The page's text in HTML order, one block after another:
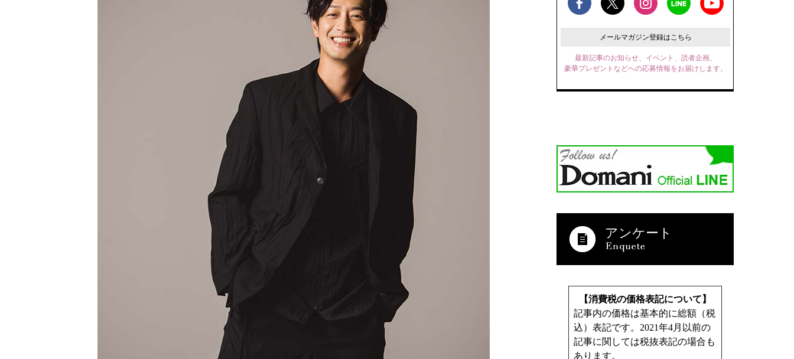
メールマガジン登録はこちら
最新記事のお知らせ、イベント、読者企画、
豪華プレゼントなどへの応募情報をお届けします。
アンケート
【消費税の価格表記について】
記事内の価格は基本的に総額（税
込）表記です。2021年4月以前の
記事に関しては税抜表記の場合も
あります。